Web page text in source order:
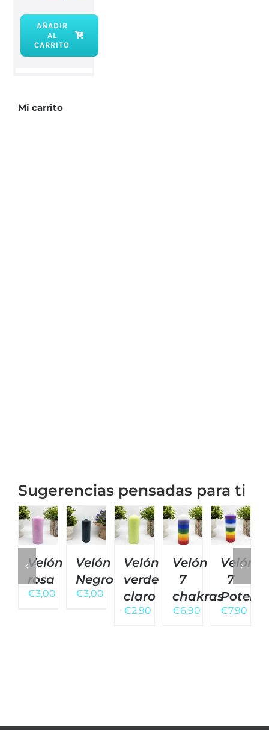
Velón
Verde
AÑADIR
AL
CARRITO
Mi carrito
Sugerencias pensadas para ti
Velón
rosa
€3,00
Velón
Negro
€3,00
Velón
verde
claro
€2,90
Velón
7
chakras
€6,90
Velón
7
€7,90